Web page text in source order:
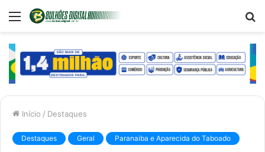
Menu
Início / Destaques
Destaques Geral Paranaiba e Aparecida do Taboado